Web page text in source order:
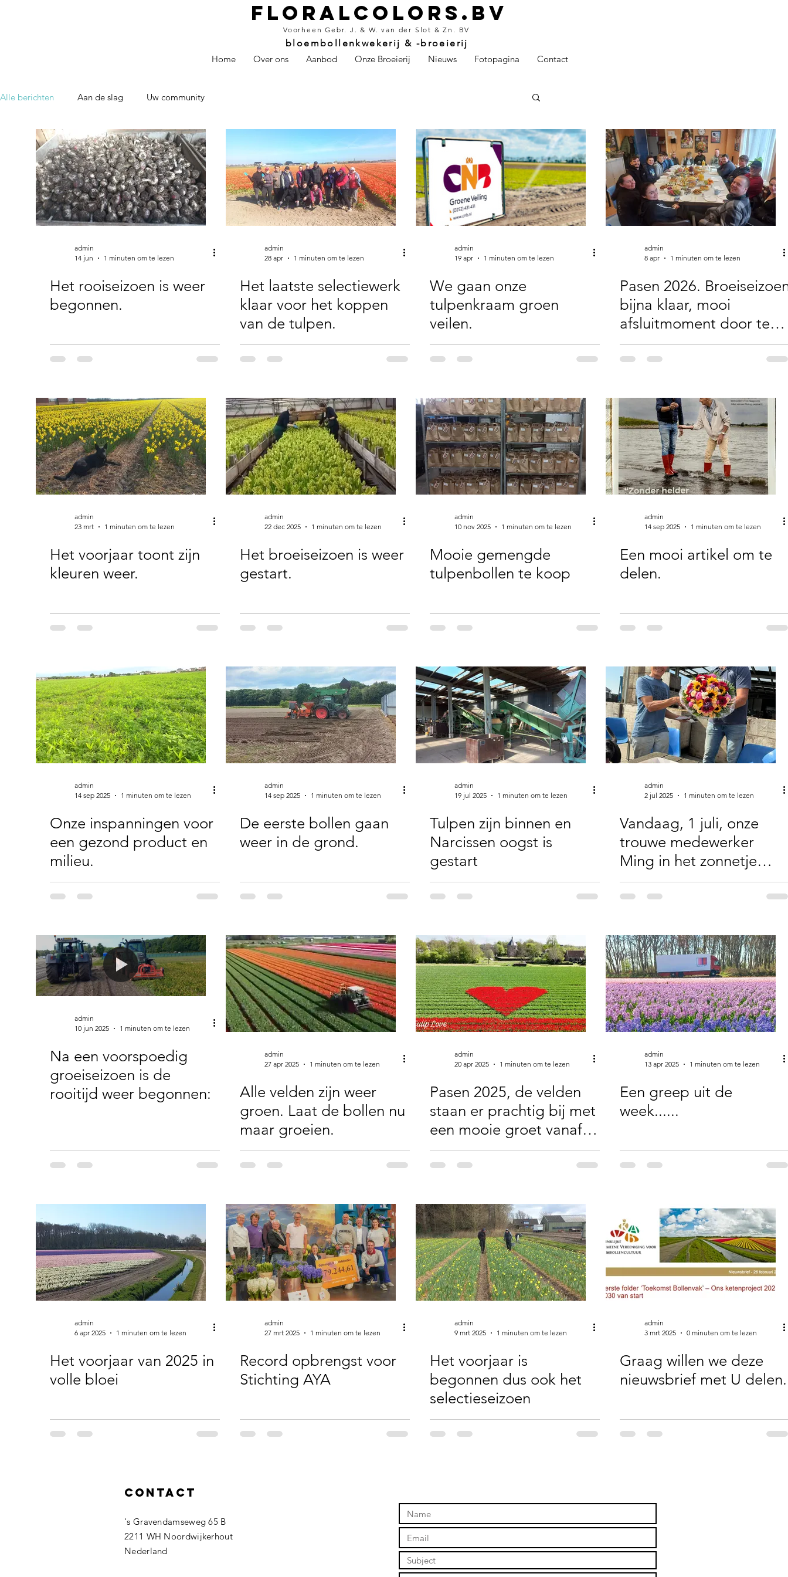
Floralcolors.bv
Voorheen Gebr. J. & W. van der Slot & Zn. BV
bloembollenkwekerij & -broeierij
Home
Over ons Aanbod Onze Broeierij Nieuws Fotopagina Contact
Alle berichten Aan de slag Uw community
admin
14 jun
1 minuten om te lezen
Het rooiseizoen is weer
begonnen.
admin
28 apr
1 minuten om te lezen
Het laatste selectiewerk
klaar voor het koppen
van de tulpen.
admin
19 apr
1 minuten om te lezen
We gaan onze
tulpenkraam groen
veilen.
admin
8 apr
1 minuten om te lezen
Pasen 2026.
bijna klaar, mooi
afsluitmoment door te
genieten van een oer
Oekraïens Paasontbijt
productieteam.
admin
23 mrt
1 minuten om te lezen
Het voorjaar toont zijn
kleuren weer.
admin
22 dec 2025
1 minuten om te lezen
Het broeiseizoen is weer
gestart.
admin
10 nov 2025
1 minuten om te lezen
Mooie gemengde
tulpenbollen te koop
admin
14 sep 2025
1 minuten om te lezen
Een mooi artikel om te
delen.
admin
14 sep 2025
1 minuten om te lezen
Onze inspanningen voor
een gezond product en
milieu.
admin
14 sep 2025
1 minuten om te lezen
De eerste bollen gaan
weer in de grond.
admin
19 jul 2025
1 minuten om te lezen
Tulpen zijn binnen en
Narcissen oogst is
gestart
admin
2 jul 2025
1 minuten om te lezen
Vandaag, 1 juli, onze
trouwe medewerker
Ming in het zonnetje
gezet.
admin
10 jun 2025
1 minuten om te lezen
Na een voorspoedig
groeiseizoen is de
rooitijd weer begonnen:
admin
27 apr 2025
1 minuten om te lezen
Alle velden zijn weer
groen. Laat de bollen nu
maar groeien.
admin
20 apr 2025
1 minuten om te lezen
Pasen 2025, de velden
staan er prachtig bij met
een mooie groet vanaf
het tulpenveld.
admin
13 apr 2025
1 minuten om te lezen
Een greep uit de
week......
admin
6 apr 2025
1 minuten om te lezen
Het voorjaar van 2025 in
volle bloei
admin
27 mrt 2025
1 minuten om te lezen
Record opbrengst voor
Stichting AYA
admin
9 mrt 2025
1 minuten om te lezen
Het voorjaar is
begonnen dus ook het
selectieseizoen
admin
3 mrt 2025
0 minuten om te lezen
Graag willen we deze
nieuwsbrief met U delen.
Contact
's Gravendamseweg 65 B
2211 WH Noordwijkerhout
Nederland